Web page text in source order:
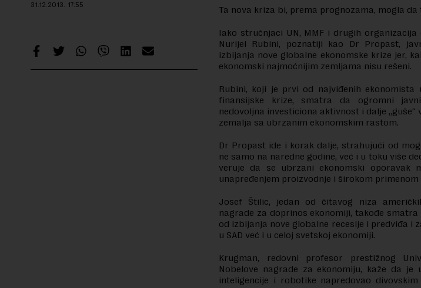
31.12.2013. 17:55 Ta nova kriza bi, prema prognozama, mogla da
Iako stručnjaci UN, MMF i drugih
Nurijel Rubini, poznatiji kao Dr Propast,
izbijanja nove globalne ekonomske krize jer,
ekonomski najmoćnijim zemljama nisu rešeni.
Rubini, koji je prvi od najviđenih ekonomista
finansijske krize, smatra da ogromni
nedovoljna investiciona aktivnost i dalje „guše“
zemalja sa ubrzanim ekonomskim rastom.
Dr Propast ide i korak dalje, strahujući od
ne samo na naredne godine, već i u toku više
veruje da se ubrzani ekonomski oporavak
unapređenjem proizvodnje i širokom
Josef Štilic, jedan od čitavog niza
nagrade za doprinos ekonomiji, takođe
od izbijanja nove globalne recesije i predviđa i
u SAD već i u celoj svetskoj ekonomiji.
Krugman, redovni profesor prestižnog
Nobelove nagrade za ekonomiju, kaže da je
inteligencije i robotike napredovao